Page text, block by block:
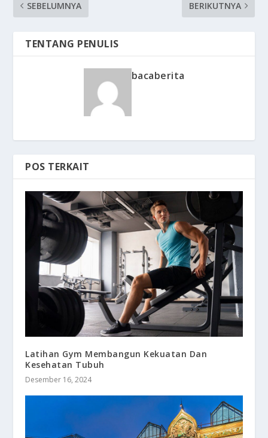
SEBELUMNYA BERIKUTNYA
TENTANG PENULIS
bacaberita
POS TERKAIT
Latihan Gym Membangun Kekuatan Dan
Kesehatan Tubuh
Desember 16, 2024